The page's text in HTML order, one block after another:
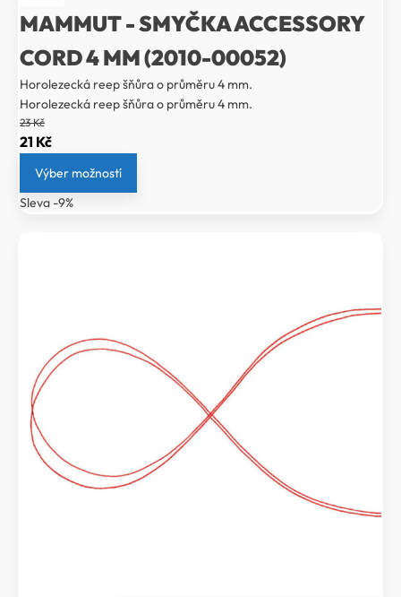
MAMMUT - SMYČKA ACCESSORY
CORD 4 MM (2010-00052)
Horolezecká reep šňůra o průměru 4 mm.
Horolezecká reep šňůra o průměru 4 mm.
23Kč
Původní
cena
byla:
23 Kč.
21 KčAktuální
21 Kč.
Výber možností
Sleva -9%